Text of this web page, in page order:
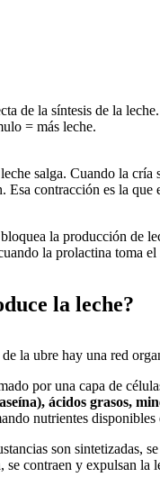
de la síntesis de la
= más leche.
salga. Cuando la
Esa contracción es la
la producción de
la prolactina toma el
la leche?
la ubre hay una red
por una capa de
ácidos grasos,
nutrientes
son sintetizadas,
se contraen y expulsan la